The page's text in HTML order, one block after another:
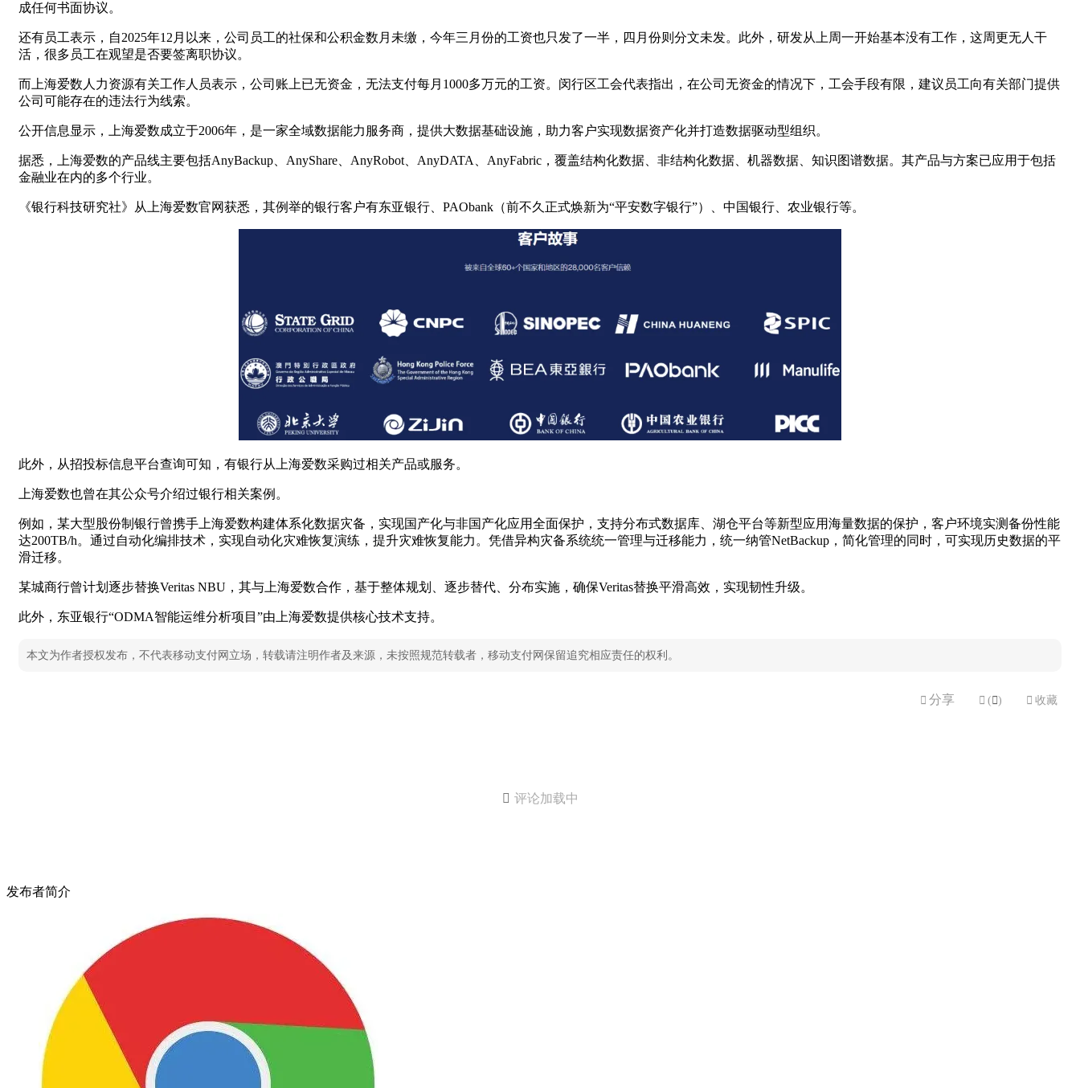
成任何书面协议。
还有员工表示，自2025年12月以来，公司员工的社保和公积金数月未缴，今年三月份的工资也只发了一半，四月份则分文未发。此外，研发从上周一开始基本没有工作，这周更无人干
活，很多员工在观望是否要签离职协议。
而上海爱数人力资源有关工作人员表示，公司账上已无资金，无法支付每月1000多万元的工资。闵行区工会代表指出，在公司无资金的情况下，工会手段有限，建议员工向有关部门提供
公司可能存在的违法行为线索。
公开信息显示，上海爱数成立于2006年，是一家全域数据能力服务商，提供大数据基础设施，助力客户实现数据资产化并打造数据驱动型组织。
据悉，上海爱数的产品线主要包括AnyBackup、AnyShare、AnyRobot、AnyDATA、AnyFabric，覆盖结构化数据、非结构化数据、机器数据、知识图谱数据。其产品与方案已应用于包括
金融业在内的多个行业。
《银行科技研究社》从上海爱数官网获悉，其例举的银行客户有东亚银行、PAObank（前不久正式焕新为“平安数字银行”）、中国银行、农业银行等。
此外，从招投标信息平台查询可知，有银行从上海爱数采购过相关产品或服务。
上海爱数也曾在其公众号介绍过银行相关案例。
例如，某大型股份制银行曾携手上海爱数构建体系化数据灾备，实现国产化与非国产化应用全面保护，支持分布式数据库、湖仓平台等新型应用海量数据的保护，客户环境实测备份性能
达200TB/h。通过自动化编排技术，实现自动化灾难恢复演练，提升灾难恢复能力。凭借异构灾备系统统一管理与迁移能力，统一纳管NetBackup，简化管理的同时，可实现历史数据的平
滑迁移。
某城商行曾计划逐步替换Veritas NBU，其与上海爱数合作，基于整体规划、逐步替代、分布实施，确保Veritas替换平滑高效，实现韧性升级。
此外，东亚银行“ODMA智能运维分析项目”由上海爱数提供核心技术支持。
本文为作者授权发布，不代表移动支付网立场，转载请注明作者及来源，未按照规范转载者，移动支付网保留追究相应责任的权利。
 分享  ( )  收藏
 评论加载中
发布者简介